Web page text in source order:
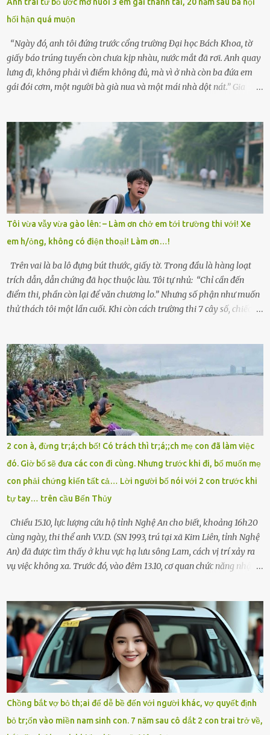
nên lần này cũng đành ở nhà. Thảo ôm chầm lấy mẹ trước khi đi:
“Con sẽ nhặt thật nhiều vỏ sò cho mẹ nhé!” Chiếc xe khách lăn
bánh rời khỏi bến...
hối hận quá muộn
“Ngày đó, anh tôi đứng trước cổng trường Đại học Bách Khoa, tờ
giấy báo trúng tuyển còn chưa kịp nhàu, nước mắt đã rơi. Anh quay
lưng đi, không phải vì điểm không đủ, mà vì ở nhà còn ba đứa em
gái đói cơm, một người bà già nua và một mái nhà dột nát.” Gia
có tin tức. Mọi gánh nặng đổ dồn lên đôi vai gầy guộc của bà nội –
cụ Nguyễn Thị Đào – và cậu con trai cả là Trí, lúc đó mới chỉ 17 tuổi.
Trí là học sinh giỏi toàn huyện, học lớp 12 nhưng đã biết làm ruộng,
làm thuê, biết đi cày thuê từ 4h sáng rồi lại tất tả về đi học. Người
trong làng thương lắm, bảo: “Thằng Trí học giỏi mà hiền, sau này
nên ông này bà nọ đó!” Trí có ba cô em gái: Mai, Lan và Hương – ba
cái tên mẹ đặt lúc còn sống, mong tụi nhỏ sau này như hoa mai nở
giữa mùa đông. Nhưng hoa có đẹp mấy cũng cần đất màu, mà nhà
thì chỉ toàn đất sỏi đá và khốn khó. Năm đó, Trí đỗ Đại học Bách
Khoa Hà...
Tôi vừa vẫy vừa gào lên: – Làm ơn chở em tới trường thi với! Xe
em h/ỏng, không có điện thoại! Làm ơn…!
Trên vai là ba lô đựng bút thước, giấy tờ. Trong đầu là hàng loạt
trích dẫn, dẫn chứng đã học thuộc làu. Tôi tự nhủ: “Chỉ cần đến
điểm thi, phần còn lại để văn chương lo.” Nhưng số phận như muốn
thử thách tôi một lần cuối. Khi còn cách trường thi 7 cây số, chiếc xe
sực nhớ – điện thoại đang sạc, sáng nay quên mang theo! Giữa con
đường thưa thớt người qua lại, tôi hoảng loạn vẫy tay xin đi nhờ. –
Chú ơi, cháu đi thi, xe hỏng rồi! Làm ơn cho cháu đi nhờ với! – Cô ơi,
giúp cháu với, cháu không có điện thoại… Người thì lắc đầu. Người
thì tăng ga tránh xa như né một kẻ lừa đảo. Tôi gào lên giữa đường
như một kẻ mất trí. Vô ích. 6h10. Còn hơn 30 phút nữa. Trong đầu
tôi chỉ có một lựa chọn duy nhất: chạy. Tôi quăng xe vào vệ đường,
rút tờ giấy báo dự thi nhét túi áo, đeo ba lô và chạy . Chạy miết.
Chạy không ngừng. Qua ngã...
2 con à, đừng tr;á;ch bố! Có trách thì tr;á;;ch mẹ con đã làm việc
đó. Giờ bố sẽ đưa các con đi cùng. Nhưng trước khi đi, bố muốn mẹ
con phải chứng kiến tất cả… Lời người bố nói với 2 con trước khi
tự tay… trên cầu Bến Thủy
Chiều 15.10, lực lượng cứu hộ tỉnh Nghệ An cho biết, khoảng 16h20
cùng ngày, thi thể anh V.V.D. (SN 1993, trú tại xã Kim Liên, tỉnh Nghệ
An) đã được tìm thấy ở khu vực hạ lưu sông Lam, cách vị trí xảy ra
vụ việc không xa. Trước đó, vào đêm 13.10, cơ quan chức năng nhận
– rồi để lại xe máy trên cầu, ôm theo 2 con gái nhỏ nhảy xuống
sông. Người thân và hàng xóm ngóng chờ thông tin tìm kiếm 3 bố
con mất tích trên sông Lam sau vụ nhảy cầu. Ảnh: Hải Dương Tại
hiện trường, người dân phát hiện một chiếc xe máy mang biển kiểm
soát Nghệ An cùng hai chiếc cặp học sinh. Ngay trong đêm, lực
lượng chức năng phối hợp cùng các đội cứu hộ tình nguyện triển
khai tìm kiếm. Danh tính các nạn nhân được xác định là anh V.V.D.
và 2 con gái là cháu V.H.B. (SN 2020) và V.G.T. (SN 2021). Hai cháu là
con của anh D. và chị B.T.Y. (SN 1999). Lực lượng cứu hộ đã tiến hành
Chồng bắt vợ bỏ th;ai để dễ bề đến với người khác, vợ quyết định
bỏ tr;ốn vào miền nam sinh con. 7 năm sau cô dắt 2 con trai trở về,